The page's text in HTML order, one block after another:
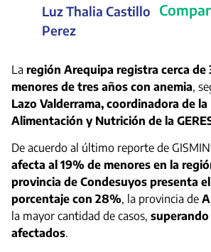
Luz Thalia Castillo
Perez
La región Arequipa registra cerca de
menores de tres años con anemia,
Lazo Valderrama, coordinadora de
Alimentación y Nutrición de la
De acuerdo al último reporte de
afecta al 19% de menores en la
provincia de Condesuyos presenta
porcentaje con 28%, la provincia de
la mayor cantidad de casos,
afectados.